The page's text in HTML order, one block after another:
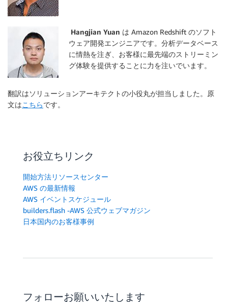
Hangjian Yuan は Amazon Redshift のソフト
ウェア開発エンジニアです。分析データベース
に情熱を注ぎ、お客様に最先端のストリーミン
グ体験を提供することに力を注いでいます。
翻訳はソリューションアーキテクトの小役丸が担当しました。原
文はこちらです。
お役立ちリンク
開始方法リソースセンター
AWS の最新情報
AWS イベントスケジュール
builders.flash -AWS 公式ウェブマガジン
日本国内のお客様事例
フォローお願いいたします